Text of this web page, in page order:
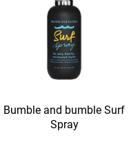
Bumble and bumble Surf
Spray